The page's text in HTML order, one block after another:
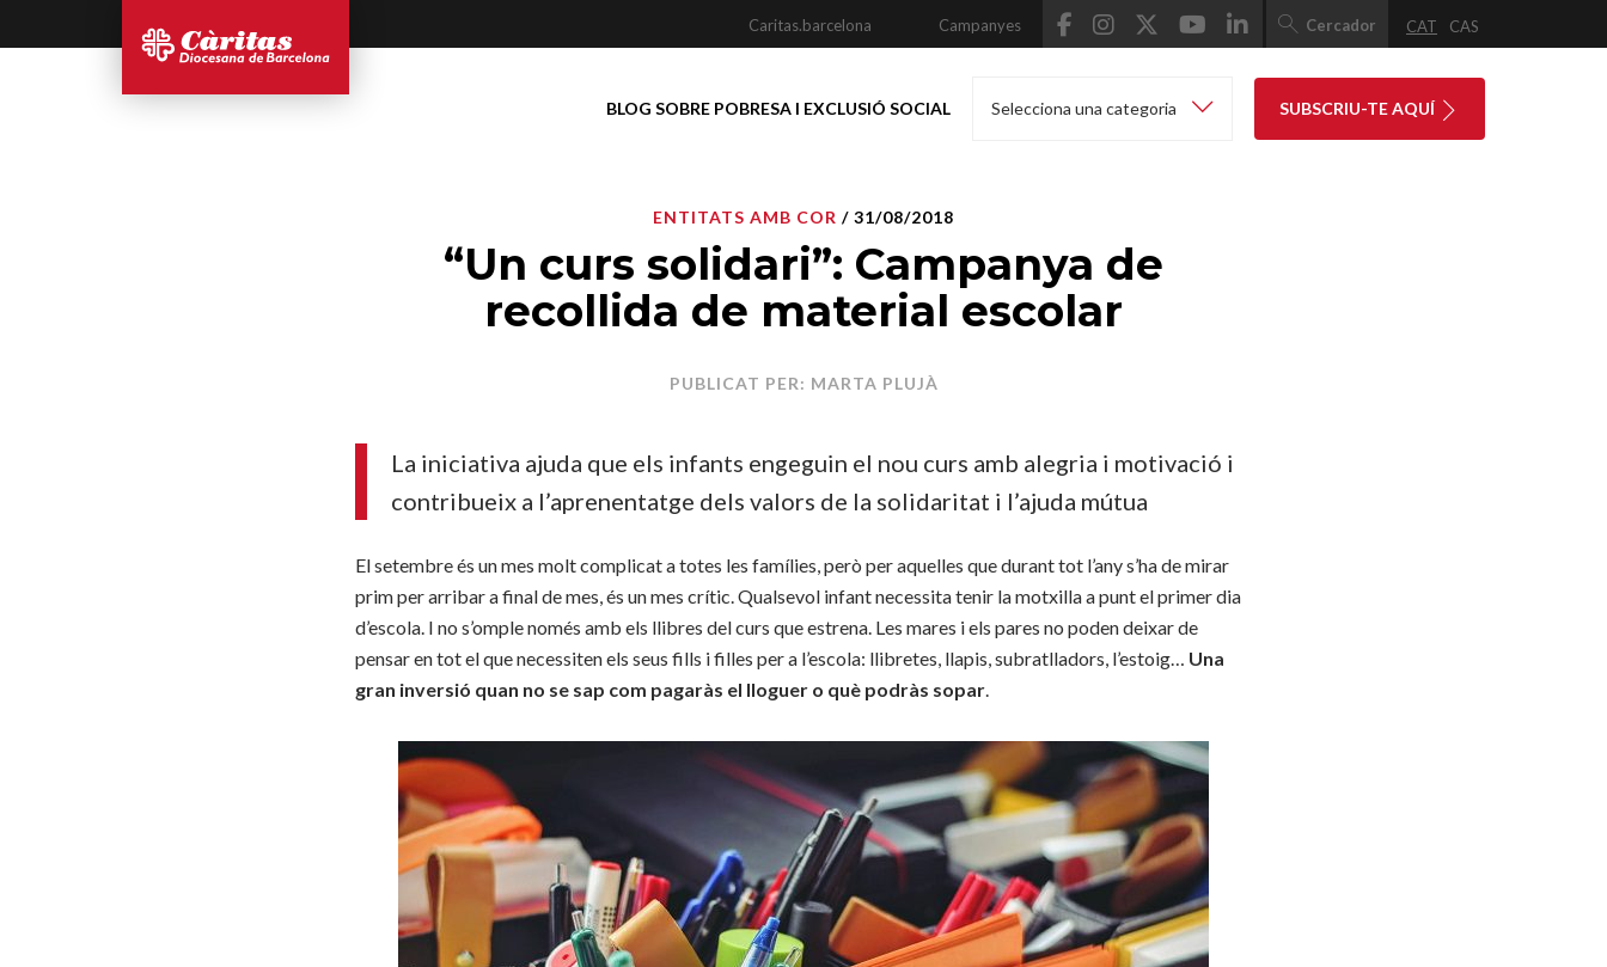
Caritas.barcelona Campanyes Cercador CAT CAS
BLOG SOBRE POBRESA I EXCLUSIÓ SOCIAL Selecciona una categoria SUBSCRIU-TE AQUÍ
ENTITATS AMB COR / 31/08/2018
“Un curs solidari”: Campanya de
recollida de material escolar
PUBLICAT PER: MARTA PLUJÀ
La iniciativa ajuda que els infants engeguin el nou curs amb alegria i motivació i
contribueix a l’aprenentatge dels valors de la solidaritat i l’ajuda mútua
El setembre és un mes molt complicat a totes les famílies, però per aquelles que durant tot l’any s’ha de mirar
prim per arribar a final de mes, és un mes crític. Qualsevol infant necessita tenir la motxilla a punt el primer dia
d’escola. I no s’omple només amb els llibres del curs que estrena. Les mares i els pares no poden deixar de
pensar en tot el que necessiten els seus fills i filles per a l’escola: llibretes, llapis, subratlladors, l’estoig… Una
gran inversió quan no se sap com pagaràs el lloguer o què podràs sopar.